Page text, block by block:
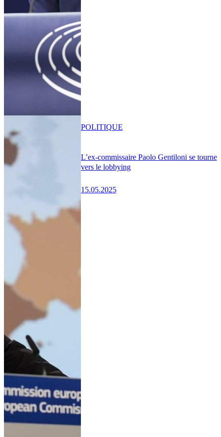
L’ex-commissaire Paolo Gentiloni se tourne
vers le lobbying
15.05.2025
POLITIQUE